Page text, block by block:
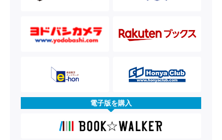
電子版を購入